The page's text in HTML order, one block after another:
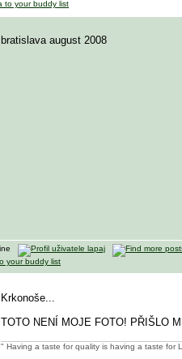
bratislava august 2008
Krkonoše...
TOTO NENÍ MOJE FOTO! PŘIŠLO
" Having a taste for quality is having a taste for